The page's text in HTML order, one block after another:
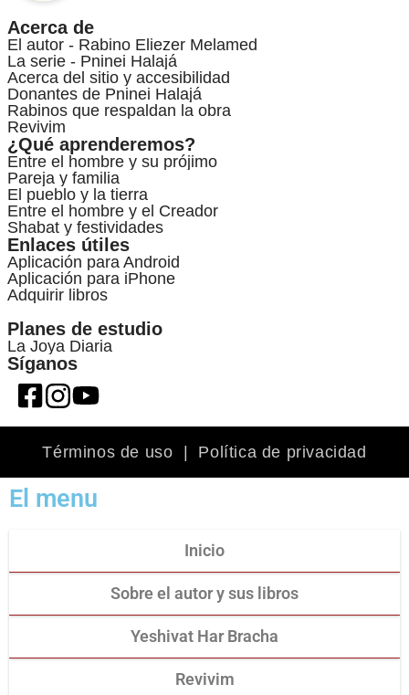
Acerca de
El autor - Rabino Eliezer Melamed
La serie - Pninei Halajá
Acerca del sitio y accesibilidad
Donantes de Pninei Halajá
Rabinos que respaldan la obra
Revivim
¿Qué aprenderemos?
Entre el hombre y su prójimo
Pareja y familia
El pueblo y la tierra
Entre el hombre y el Creador
Shabat y festividades
Enlaces útiles
Aplicación para Android
Aplicación para iPhone
Adquirir libros
Planes de estudio
La Joya Diaria
Síganos
Términos de uso Política de privacidad
El menu
Inicio
Sobre el autor y sus libros
Yeshivat Har Bracha
Revivim